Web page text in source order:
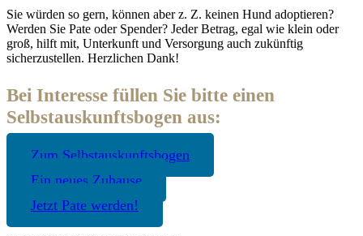
Sie würden so gern, können aber z. Z. keinen Hund adoptieren?
Werden Sie Pate oder Spender? Jeder Betrag, egal wie klein oder
groß, hilft mit, Unterkunft und Versorgung auch zukünftig
sicherzustellen. Herzlichen Dank!
Bei Interesse füllen Sie bitte einen
Selbstauskunftsbogen aus:
Zum Selbstauskunftsbogen
Ein neues Zuhause
Jetzt Pate werden!